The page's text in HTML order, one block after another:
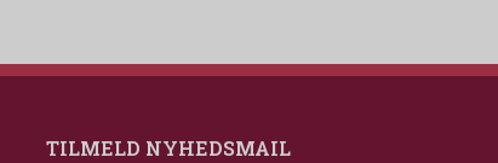
TILMELD NYHEDSMAIL